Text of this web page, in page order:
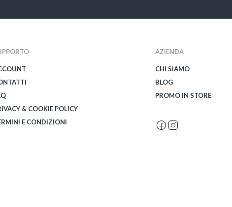
& COOKIE POLICY
E CONDIZIONI
AZIENDA
CHI SIAMO
BLOG
PROMO IN STORE